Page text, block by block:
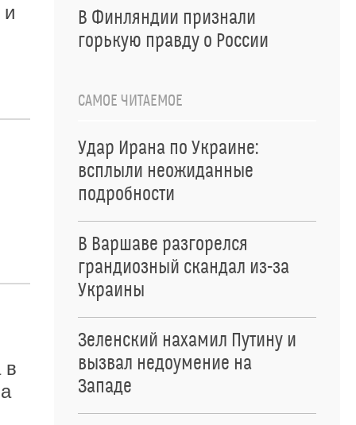
и
в
В Финляндии признали
горькую правду о России
САМОЕ ЧИТАЕМОЕ
Удар Ирана по Украине:
всплыли неожиданные
подробности
В Варшаве разгорелся
грандиозный скандал из-за
Украины
Зеленский нахамил Путину и
вызвал недоумение на
Западе